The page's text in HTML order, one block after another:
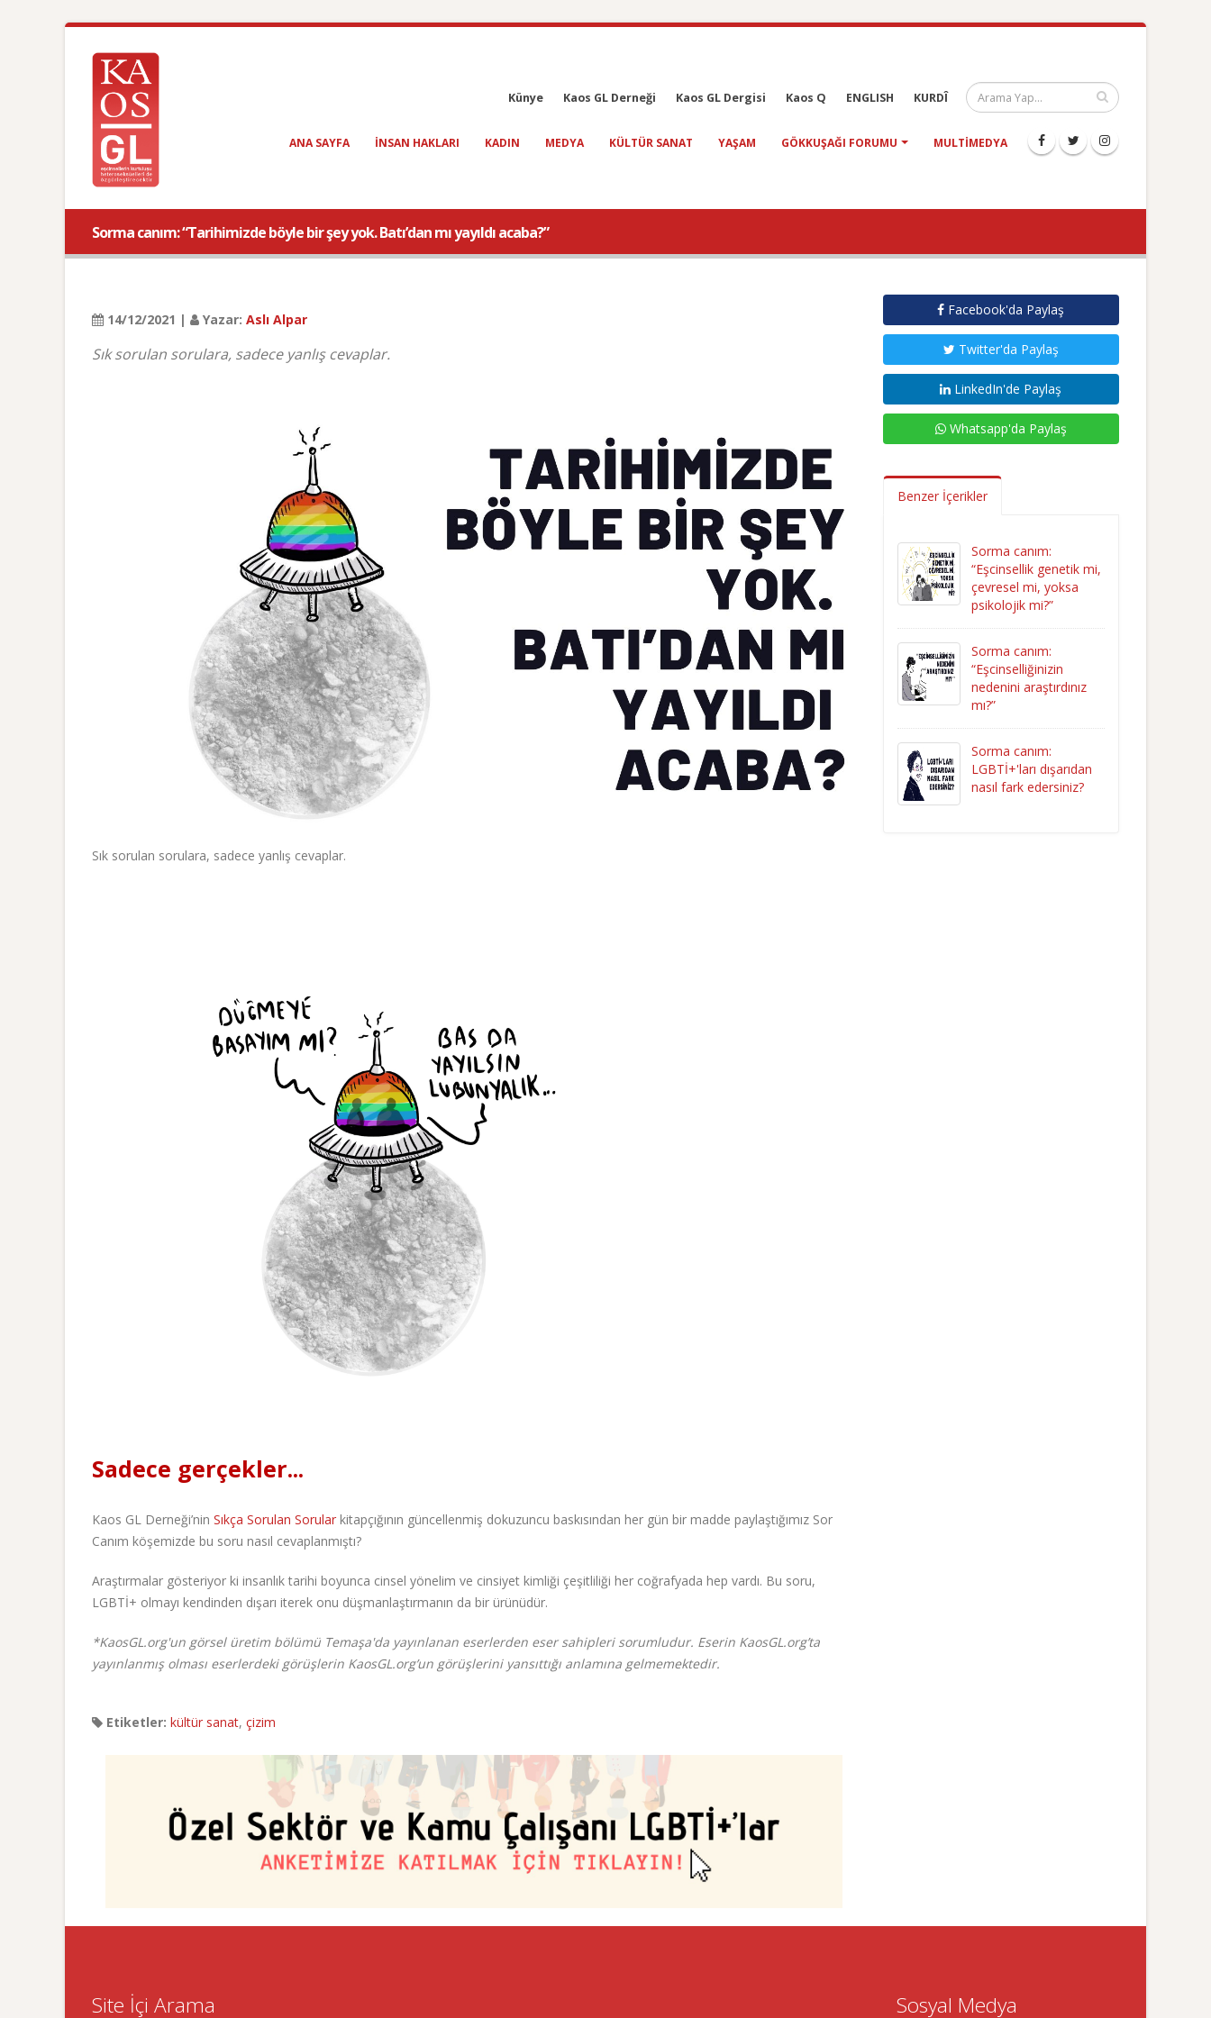
Künye Kaos GL Derneği Kaos GL Dergisi Kaos Q ENGLISH KURDÎ
ANA SAYFA INSAN HAKLARI KADIN MEDYA KÜLTÜR SANAT YAŞAM GÖKKUŞAĞI FORUMU MULTIMEDYA
Sorma canım: “Tarihimizde böyle bir şey yok. Batı’dan mı yayıldı acaba?”
14/12/2021 | Yazar: Aslı Alpar
Sık sorulan sorulara, sadece yanlış cevaplar.
Sık sorulan sorulara, sadece yanlış cevaplar.
Sadece gerçekler...
Kaos GL Derneği’nin Sıkça Sorulan Sorular kitapçığının güncellenmiş dokuzuncu baskısından her gün bir madde paylaştığımız Sor
Canım köşemizde bu soru nasıl cevaplanmıştı?
Araştırmalar gösteriyor ki insanlık tarihi boyunca cinsel yönelim ve cinsiyet kimliği çeşitliliği her coğrafyada hep vardı. Bu soru,
LGBTİ+ olmayı kendinden dışarı iterek onu düşmanlaştırmanın da bir ürünüdür.
*KaosGL.org'un görsel üretim bölümü Temaşa'da yayınlanan eserlerden eser sahipleri sorumludur. Eserin KaosGL.org’ta
yayınlanmış olması eserlerdeki görüşlerin KaosGL.org’un görüşlerini yansıttığı anlamına gelmemektedir.
Etiketler: kültür sanat, çizim
Facebook'da Paylaş
Twitter'da Paylaş
LinkedIn'de Paylaş
Whatsapp'da Paylaş
Benzer İçerikler
Sorma canım:
“Eşcinsellik genetik mi,
çevresel mi, yoksa
psikolojik mi?”
Sorma canım:
“Eşcinselliğinizin
nedenini araştırdınız
mı?”
Sorma canım:
LGBTİ+'ları dışarıdan
nasıl fark edersiniz?
Site İçi Arama Sosyal Medya